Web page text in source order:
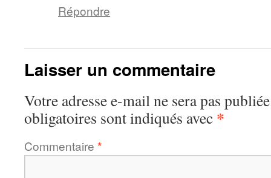
Répondre
Laisser un commentaire
Votre adresse e-mail ne sera pas
obligatoires sont indiqués avec *
Commentaire *